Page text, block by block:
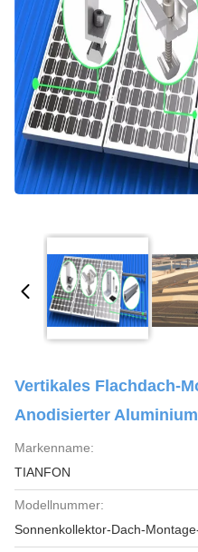
Vertikales Flachdach-
Anodisierter
Markenname:
TIANFON
Modellnummer:
Sonnenkollektor-Dach-